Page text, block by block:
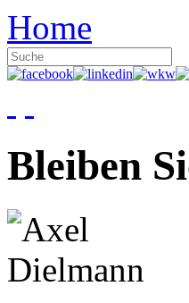
Home
Bleiben